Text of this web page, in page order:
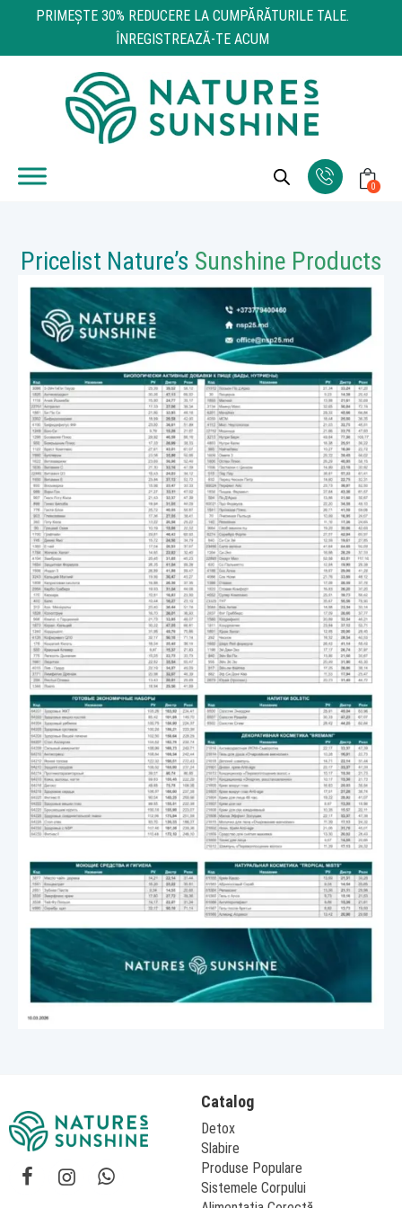
PRIMEŞTE 30% REDUCERE LA CUMPĂRĂTURILE TALE.
ÎNREGISTREAZĂ-TE ACUM
0
Pricelist Nature’s Sunshine Products
Catalog
Detox
Slabire
Produse Populare
Sistemele Corpului